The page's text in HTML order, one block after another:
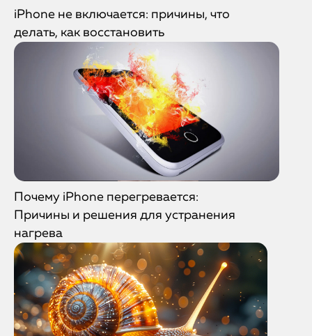
iPhone не включается: причины, что
делать, как восстановить
Почему iPhone перегревается:
Причины и решения для устранения
нагрева